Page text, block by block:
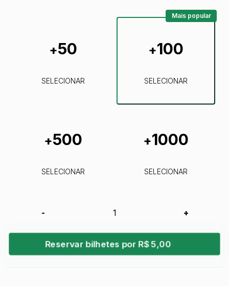
+50
SELECIONAR
+100
SELECIONAR
Mais popular
+500
SELECIONAR
+1000
SELECIONAR
- +
Reservar bilhetes por R$ 5,00